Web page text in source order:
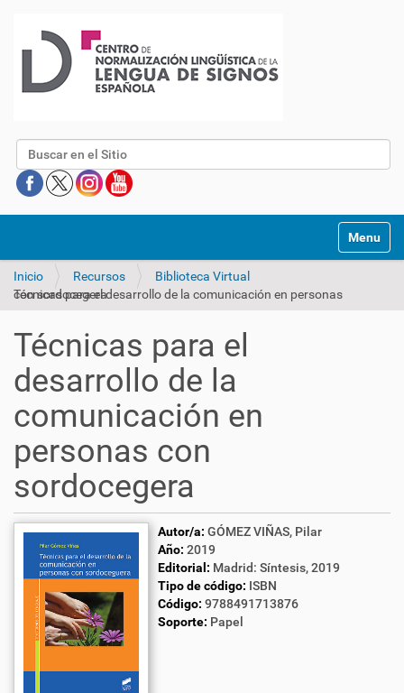
Buscar
Mostrar/
Inicio Recursos
Biblioteca Virtual
Técnicas para el desarrollo de la comunicación en personas con sordocegera
Técnicas para el
desarrollo de la
comunicación en
personas con
sordocegera
Autor/a: GÓMEZ VIÑAS, Pilar
Año: 2019
Editorial: Madrid: Síntesis, 2019
Tipo de código: ISBN
Código: 9788491713876
Soporte: Papel